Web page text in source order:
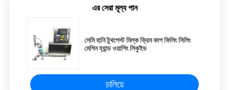
এর সেরা মূল্য পান
সেমি হানি টুথপেস্ট মিল্ক ক্রিম কাপ ফিলিং সিলিং
মেশিন হ্যান্ড ওয়াশিং লিকুইড
চালিয়ে